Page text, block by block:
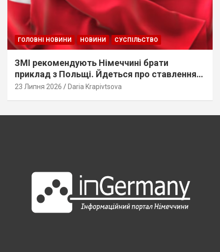
ГОЛОВНІ НОВИНИ НОВИНИ СУСПІЛЬСТВО
ЗМІ рекомендують Німеччині брати
приклад з Польщі. Йдеться про ставлення
до українців
23 Липня 2026 Daria Krapivtsova